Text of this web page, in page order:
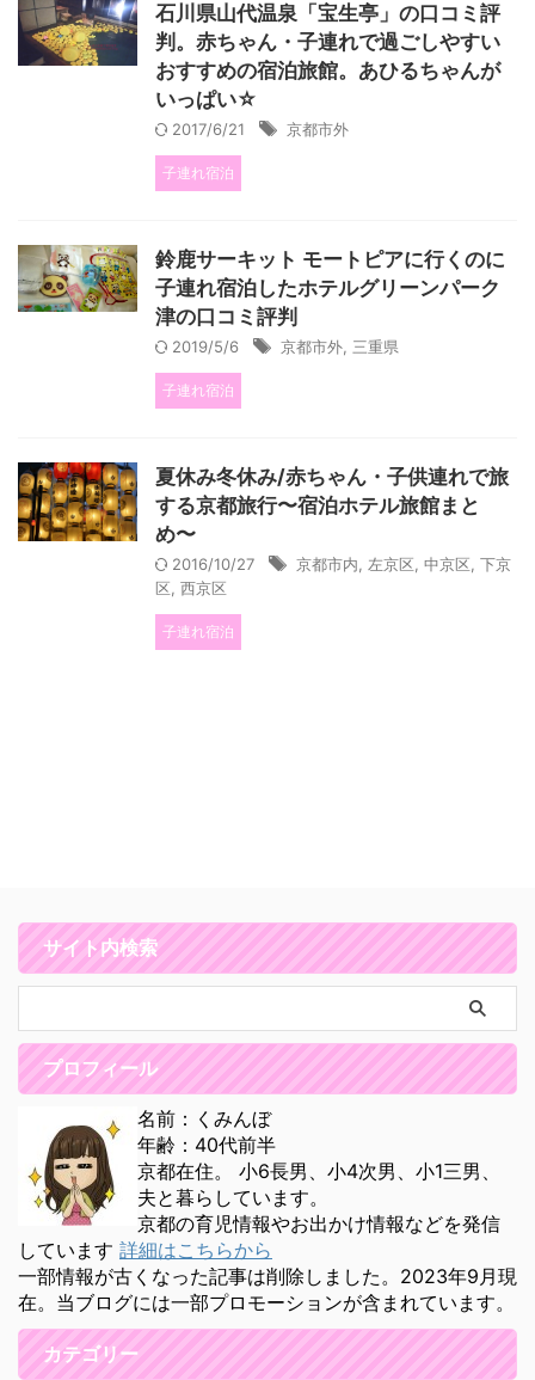
石川県山代温泉「宝生亭」の口コミ評
判。赤ちゃん・子連れで過ごしやすい
おすすめの宿泊旅館。あひるちゃんが
いっぱい☆
2017/6/21 京都市外
子連れ宿泊
鈴鹿サーキット モートピアに行くのに
子連れ宿泊したホテルグリーンパーク
津の口コミ評判
2019/5/6 京都市外 三重県
子連れ宿泊
夏休み冬休み/赤ちゃん・子供連れで旅
する京都旅行〜宿泊ホテル旅館まと
め〜
2016/10/27 京都市内 左京区 中京区 下京
区 西京区
子連れ宿泊
サイト内検索
プロフィール
名前：くみんぼ
年齢：40代前半
京都在住。 小6長男、小4次男、小1三男、
夫と暮らしています。
京都の育児情報やお出かけ情報などを発信
しています 詳細はこちらから
一部情報が古くなった記事は削除しました。2023年9月現
在。当ブログには一部プロモーションが含まれています。
カテゴリー